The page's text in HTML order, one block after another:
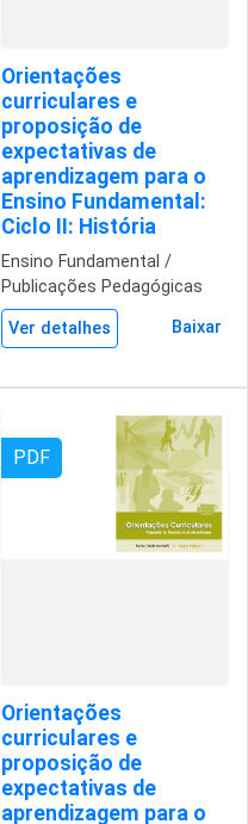
Orientações
curriculares e
proposição de
expectativas de
aprendizagem para o
Ensino Fundamental:
Ciclo II: História
Ensino Fundamental /
Publicações Pedagógicas
Ver detalhes Baixar
PDF
Orientações
curriculares e
proposição de
expectativas de
aprendizagem para o